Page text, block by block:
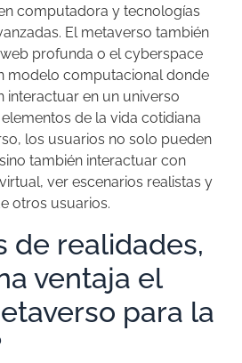
computadora y tecnologías
El metaverso también
profunda o el cyberspace
modelo computacional donde
interactuar en un universo
de la vida cotidiana
los usuarios no solo pueden
también interactuar con
ver escenarios realistas y
otros usuarios.
de realidades,
ventaja el
para la